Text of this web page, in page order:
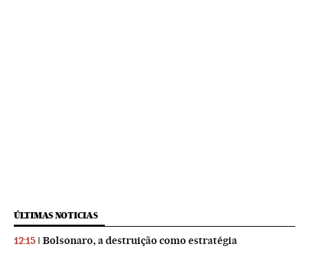
ÚLTIMAS NOTICIAS
12:15 Bolsonaro, a destruição como estratégia